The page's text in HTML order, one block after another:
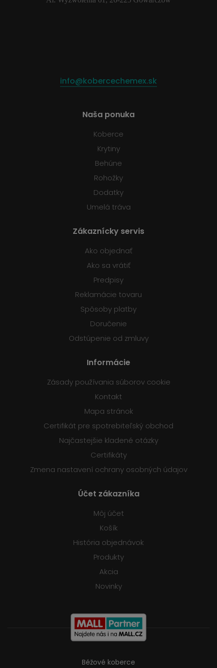
info@kobercechemex.sk
Naša ponuka
Koberce
Krytiny
Behúne
Rohožky
Dodatky
Umelá tráva
Zákaznícky servis
Ako objednať
Ako sa vrátiť
Predpisy
Reklamácie tovaru
Spôsoby platby
Doručenie
Odstúpenie od zmluvy
Informácie
Zásady používania súborov cookie
Kontakt
Mapa stránok
Certifikát pre spotrebiteľský obchod
Najčastejšie kladené otázky
Certifikáty
Zmena nastavení ochrany osobných údajov
Účet zákazníka
Môj účet
Košík
História objednávok
Produkty
Akcia
Novinky
Béžové koberce